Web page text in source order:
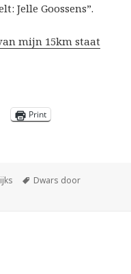
Jelle Goossens”.
mijn 15km staat
Print
Tags
Dwars door